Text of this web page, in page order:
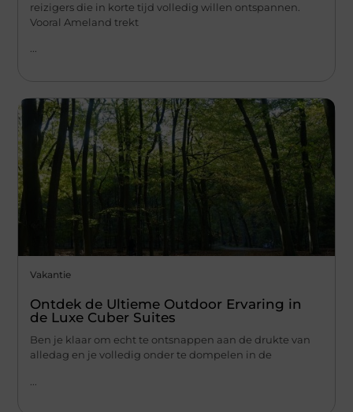
reizigers die in korte tijd volledig willen ontspannen.
Vooral Ameland trekt
...
Vakantie
Ontdek de Ultieme Outdoor Ervaring in
de Luxe Cuber Suites
Ben je klaar om echt te ontsnappen aan de drukte van
alledag en je volledig onder te dompelen in de